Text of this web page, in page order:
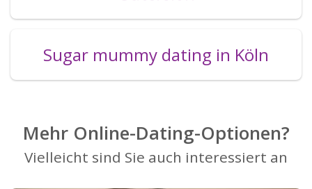
Sugar mummy dating in Köln
Mehr Online-Dating-Optionen?
Vielleicht sind Sie auch interessiert an